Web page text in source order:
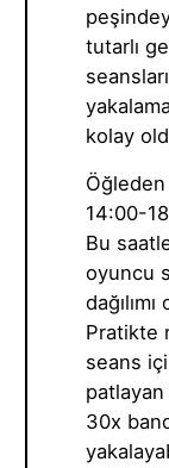
tutarlı
kolay
14:00-
Bu
oyuncu
Pratikte
seans
30x